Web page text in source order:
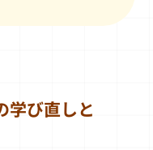
学び直しと